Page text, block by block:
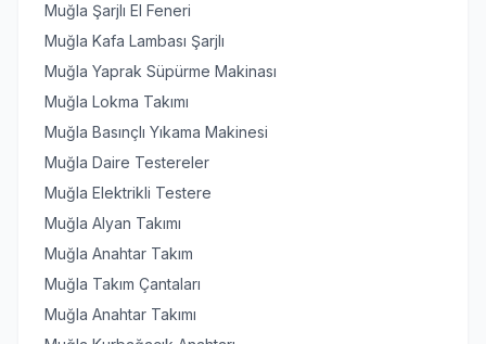
Muğla Şarjlı El Feneri
Muğla Kafa Lambası Şarjlı
Muğla Yaprak Süpürme Makinası
Muğla Lokma Takımı
Muğla Basınçlı Yıkama Makinesi
Muğla Daire Testereler
Muğla Elektrikli Testere
Muğla Alyan Takımı
Muğla Anahtar Takım
Muğla Takım Çantaları
Muğla Anahtar Takımı